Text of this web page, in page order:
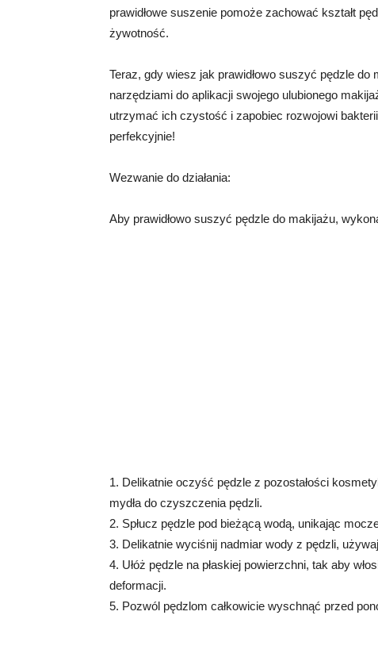
prawidłowe suszenie pomoże zachować kształt
żywotność.
Teraz, gdy wiesz jak prawidłowo suszyć pędzle
narzędziami do aplikacji swojego ulubionego
utrzymać ich czystość i zapobiec rozwojowi
perfekcyjnie!
Wezwanie do działania:
Aby prawidłowo suszyć pędzle do makijażu,
1. Delikatnie oczyść pędzle z pozostałości
mydła do czyszczenia pędzli.
2. Spłucz pędzle pod bieżącą wodą, unikając
3. Delikatnie wyciśnij nadmiar wody z pędzli,
4. Ułóż pędzle na płaskiej powierzchni, tak aby
deformacji.
5. Pozwól pędzlom całkowicie wyschnąć przed